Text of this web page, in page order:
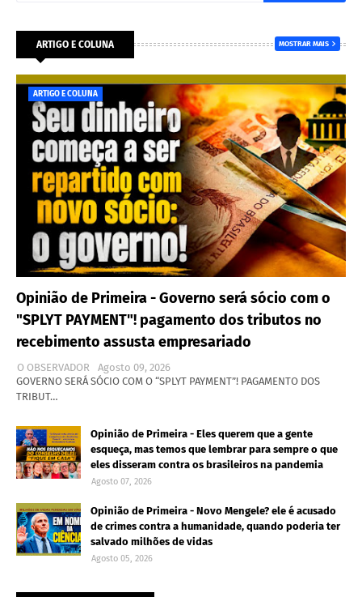
ARTIGO E COLUNA MOSTRAR MAIS
ARTIGO E COLUNA
Opinião de Primeira - Governo será sócio com o
"SPLYT PAYMENT"! pagamento dos tributos no
recebimento assusta empresariado
O OBSERVADOR
Agosto 09, 2026
GOVERNO SERÁ SÓCIO COM O “SPLYT PAYMENT”! PAGAMENTO DOS
TRIBUT…
Opinião de Primeira - Eles querem que a gente
esqueça, mas temos que lembrar para sempre o que
eles disseram contra os brasileiros na pandemia
Agosto 07, 2026
Opinião de Primeira - Novo Mengele? ele é acusado
de crimes contra a humanidade, quando poderia ter
salvado milhões de vidas
Agosto 05, 2026